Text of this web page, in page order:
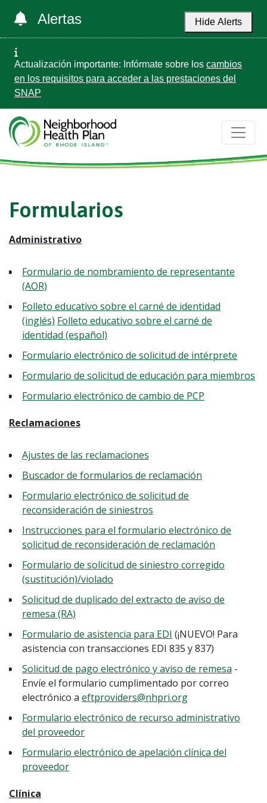
Alertas Hide Alerts
Actualización importante: Infórmate sobre los cambios
en los requisitos para acceder a las prestaciones del
SNAP
Formularios
Administrativo
Formulario de nombramiento de representante
(AOR)
Folleto educativo sobre el carné de identidad
(inglés) Folleto educativo sobre el carné de
identidad (español)
Formulario electrónico de solicitud de intérprete
Formulario de solicitud de educación para miembros
Formulario electrónico de cambio de PCP
Reclamaciones
Ajustes de las reclamaciones
Buscador de formularios de reclamación
Formulario electrónico de solicitud de
reconsideración de siniestros
Instrucciones para el formulario electrónico de
solicitud de reconsideración de reclamación
Formulario de solicitud de siniestro corregido
(sustitución)/violado
Solicitud de duplicado del extracto de aviso de
remesa (RA)
Formulario de asistencia para EDI (¡NUEVO! Para
asistencia con transacciones EDI 835 y 837)
Solicitud de pago electrónico y aviso de remesa -
Envíe el formulario cumplimentado por correo
electrónico a eftproviders@nhpri.org
Formulario electrónico de recurso administrativo
del proveedor
Formulario electrónico de apelación clínica del
proveedor
Clínica